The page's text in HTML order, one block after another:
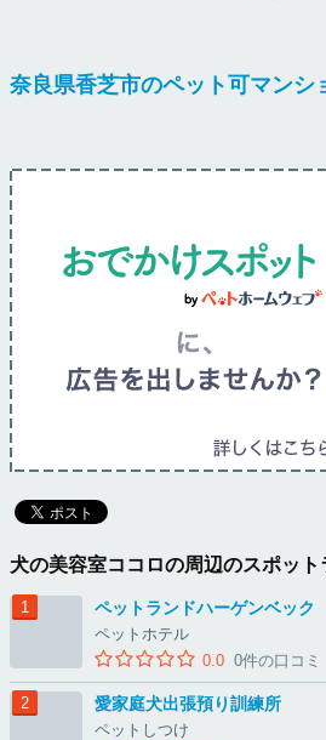
奈良県香芝市のペット可マンシ
犬の美容室ココロの周辺のスポット
ペットランドハーゲンベック
ペットホテル
0.0 0件の口コミ
愛家庭犬出張預り訓練所
ペットしつけ